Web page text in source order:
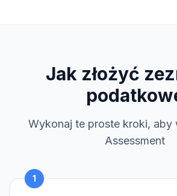
Jak złożyć
Wykonaj te proste kroki, aby
Assessment
1